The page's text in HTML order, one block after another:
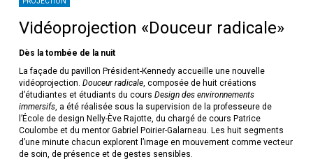
Vidéoprojection «Douceur radicale»
Dès la tombée de la nuit
La façade du pavillon Président-Kennedy accueille une nouvelle
vidéoprojection. Douceur radicale, composée de huit créations
d’étudiantes et étudiants du cours Design des environnements
immersifs, a été réalisée sous la supervision de la professeure de
l’École de design Nelly-Ève Rajotte, du chargé de cours Patrice
Coulombe et du mentor Gabriel Poirier-Galarneau. Les huit segments
d’une minute chacun explorent l’image en mouvement comme vecteur
de soin, de présence et de gestes sensibles.